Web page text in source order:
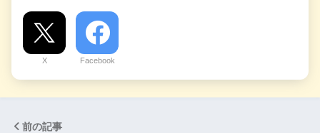
X Facebook
前の記事